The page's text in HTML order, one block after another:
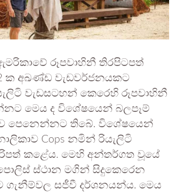
ඇමරිකාවේ රූපවාහිනී තිරපිටපත්
ක අඛණ්ඩ වැඩවර්ජනයකට
වැඩසටහන් කෙරෙහි රූපවාහිනී
මෙය ද විශේෂයෙන් බලපෑම්
පෙනෙන්නට තිබේ. විශේෂයෙන්
Cops නමින් රියැලිටි
කළේය. මෙහි අන්තර්ගත වූයේ
ස්ථාන මගින් සිදුකෙරෙන
ගැනීම්වල සජීවී දර්ශනයන්ය. මෙය